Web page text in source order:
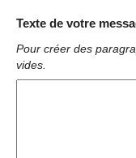
Texte de votre
Pour créer des
vides.